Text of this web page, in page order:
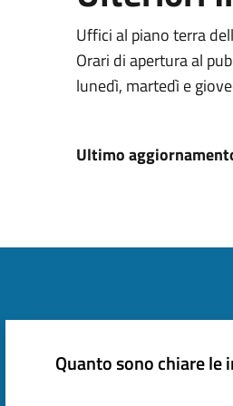
Uffici al piano terra
Orari di apertura al
lunedì, martedì e
Ultimo
Quanto sono chiare